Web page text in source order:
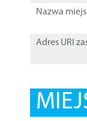
Nazwa
Adres URI